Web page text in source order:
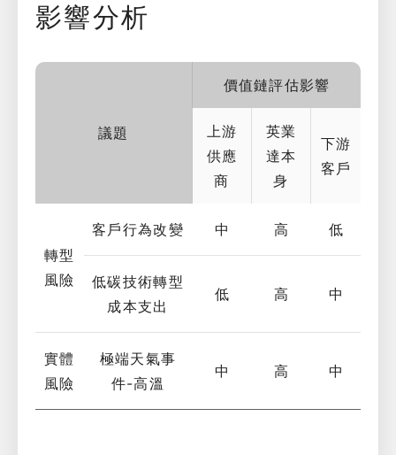
影響分析
議題
價值鏈評估影響
上游
供應
商
英業
達本
身
下游
客戶
轉型
風險
客戶行為改變 中 高 低
低碳技術轉型
成本支出
低 高 中
實體
風險
極端天氣事
件-高溫
中 高 中